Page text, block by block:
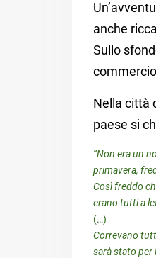
anche
Sullo
Nella città
paese si
“Non era un
primavera,
Così freddo
erano tutti a
(…)
Correvano
sarà stato per